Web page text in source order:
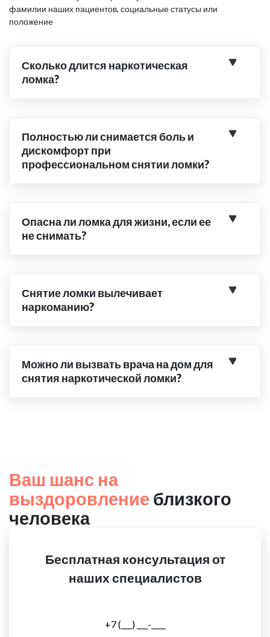
фамилии наших пациентов, социальные статусы или
положение
Сколько длится наркотическая
ломка?
Полностью ли снимается боль и
дискомфорт при
профессиональном снятии ломки?
Опасна ли ломка для жизни, если ее
не снимать?
Снятие ломки вылечивает
наркоманию?
Можно ли вызвать врача на дом для
снятия наркотической ломки?
Ваш шанс на
выздоровление близкого
человека
Бесплатная консультация от
наших специалистов